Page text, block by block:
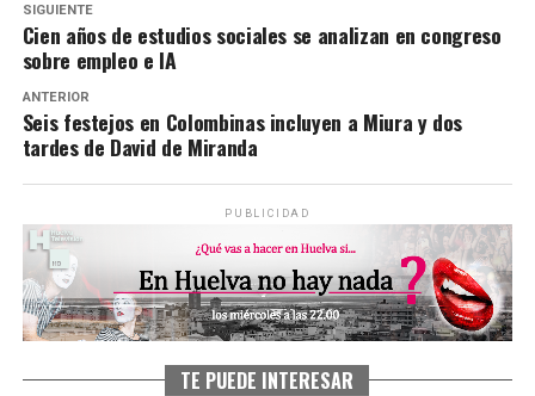
SIGUIENTE
Cien años de estudios sociales se analizan en congreso
sobre empleo e IA
ANTERIOR
Seis festejos en Colombinas incluyen a Miura y dos
tardes de David de Miranda
PUBLICIDAD
TE PUEDE INTERESAR